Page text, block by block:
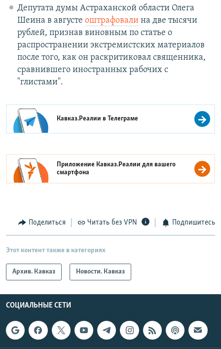
Депутата думы Астраханской области Олега
Шеина в августе оштрафовалина две тысячи
рублей, признав виновным по статье о
распространении экстремистских материалов
после того, как он раскритиковал священника,
сравнившего иностранных рабочих с
"глистами".
Кавказ.Реалии вТелеграме
Приложение Кавказ.Реалии для вашего
смартфона
Поделиться Читать без VPN Подпишитесь
Этот контент также в категориях
Архив. Кавказ Новости. Кавказ
СОЦИАЛЬНЫЕ СЕТИ